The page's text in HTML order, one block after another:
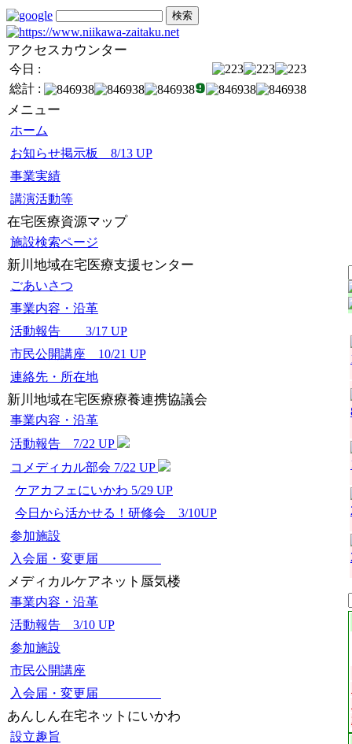
アクセスカウンター
今日 :
総計 :
メニュー
ホーム
お知らせ掲示板 8/13 UP
事業実績
講演活動等
在宅医療資源マップ
施設検索ページ
新川地域在宅医療支援センター
ごあいさつ
事業内容・沿革
活動報告 3/17 UP
市民公開講座 10/21 UP
連絡先・所在地
新川地域在宅医療療養連携協議会
事業内容・沿革
活動報告 7/22 UP
コメディカル部会 7/22 UP
ケアカフェにいかわ 5/29 UP
今日から活かせる！研修会 3/10UP
参加施設
入会届・変更届
メディカルケアネット蜃気楼
事業内容・沿革
活動報告 3/10 UP
参加施設
市民公開講座
入会届・変更届
あんしん在宅ネットにいかわ
設立趣旨